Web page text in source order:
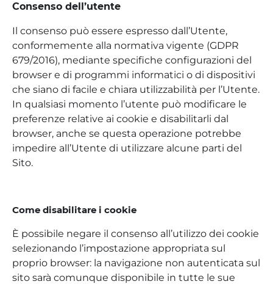
Consenso dell’utente
Il consenso può essere espresso dall’Utente,
conformemente alla normativa vigente (GDPR
679/2016), mediante specifiche configurazioni del
browser e di programmi informatici o di dispositivi
che siano di facile e chiara utilizzabilità per l’Utente.
In qualsiasi momento l’utente può modificare le
preferenze relative ai cookie e disabilitarli dal
browser, anche se questa operazione potrebbe
impedire all’Utente di utilizzare alcune parti del
Sito.
Come disabilitare i cookie
È possibile negare il consenso all’utilizzo dei cookie
selezionando l’impostazione appropriata sul
proprio browser: la navigazione non autenticata sul
sito sarà comunque disponibile in tutte le sue